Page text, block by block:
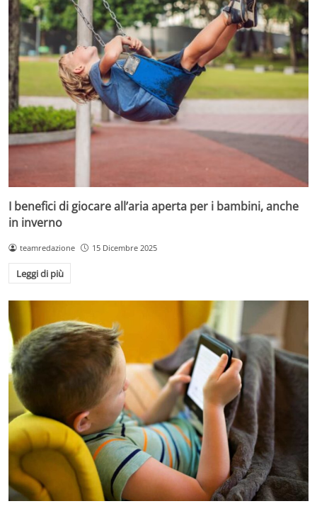
I benefici di giocare all’aria aperta per i bambini, anche
in inverno
teamredazione 15 Dicembre 2025
Leggi di più